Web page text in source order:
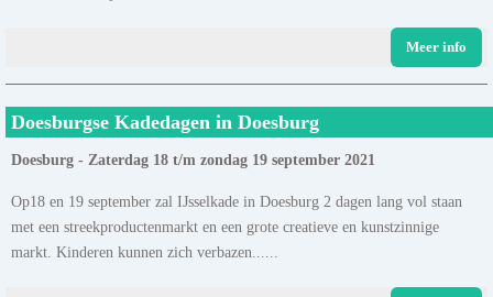
Meer info
Doesburgse Kadedagen in Doesburg
Doesburg - Zaterdag 18 t/m zondag 19 september 2021
Op18 en 19 september zal IJsselkade in Doesburg 2 dagen lang vol staan
met een streekproductenmarkt en een grote creatieve en kunstzinnige
markt. Kinderen kunnen zich verbazen......